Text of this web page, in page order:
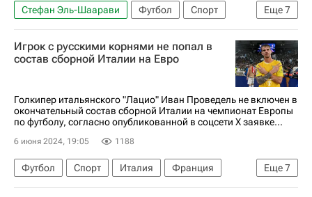
Еще7
Стефан Эль-Шаарави Футбол
Спорт
Италия
Швейцария
Берлин (город)
Джанлука Манчини
Союз европейских футбольных ассоциаций (УЕФА)
Анонсы и трансляции матчей
Игрок с русскими корнями не попал в
состав сборной Италии на Евро
Голкипер итальянского "Лацио" Иван Проведель не включен в
окончательный состав сборной Италии на чемпионат Европы
по футболу, согласно опубликованной в соцсети Х заявке...
6 июня 2024, 19:05 1188
Еще7
Футбол Спорт Италия
Франция
Англия
Лев Яшин
Иван Проведель